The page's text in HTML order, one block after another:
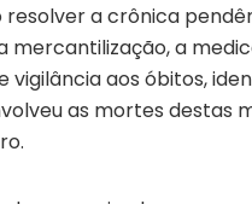
resolver a crônica
mercantilização, a
vigilância aos óbitos,
as mortes destas